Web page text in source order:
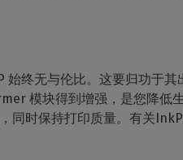
始终无与伦比。这要归功于
模块得到增强，是您降低
同时保持打印质量。有关